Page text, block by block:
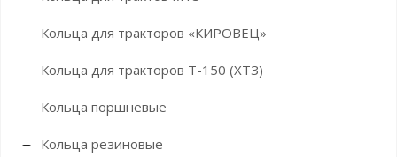
Кольца для тракторов «КИРОВЕЦ»
Кольца для тракторов Т-150 (ХТЗ)
Кольца поршневые
Кольца резиновые